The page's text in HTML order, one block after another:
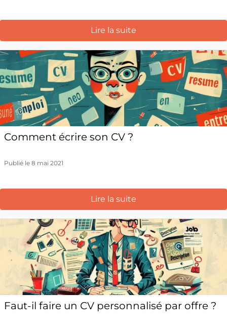
Lire la suite
Comment écrire son CV ?
Publié le 8 mai 2021
Lire la suite
Faut-il faire un CV personnalisé par offre ?